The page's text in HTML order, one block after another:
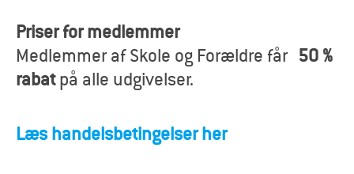
r
æ
d
Priser for medlemmer
Medlemmer af Skole og Forældre får 50 %
rabatpå alle udgivelser.
Læs handelsbetingelser her